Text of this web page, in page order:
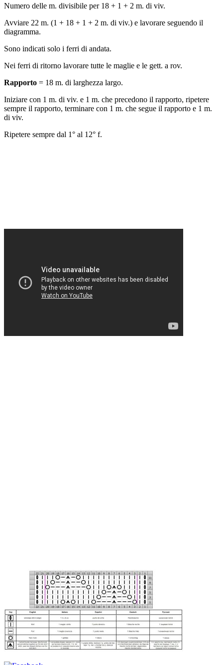
Numero delle m. divisibile per 18 + 1 + 2 m. di viv.
Avviare 22 m. (1 + 18 + 1 + 2 m. di viv.) e lavorare seguendo il
diagramma.
Sono indicati solo i ferri di andata.
Nei ferri di ritorno lavorare tutte le maglie e le gett. a rov.
Rapporto = 18 m. di larghezza largo.
Iniziare con 1 m. di viv. e 1 m. che precedono il rapporto, ripetere
sempre il rapporto, terminare con 1 m. che segue il rapporto e 1 m.
di viv.
Ripetere sempre dal 1° al 12° f.